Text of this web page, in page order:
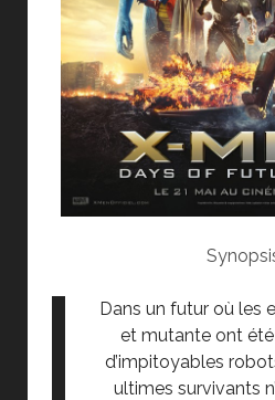
Dans un futur où les
et mutante ont
d’impitoyables
ultimes survivants